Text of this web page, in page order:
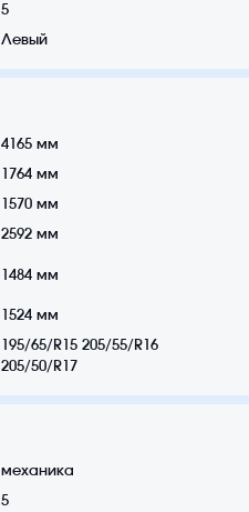
5
Левый
4165 мм
1764 мм
1570 мм
2592 мм
1484 мм
1524 мм
195/65/R15 205/55/R16
205/50/R17
механика
5